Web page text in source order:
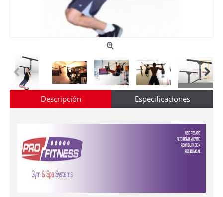
Descripción Especificaciones